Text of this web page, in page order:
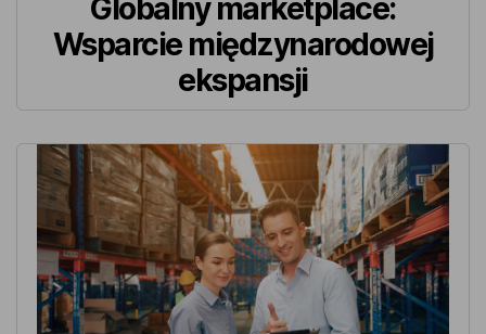
Globalny marketplace:
Wsparcie międzynarodowej
ekspansji